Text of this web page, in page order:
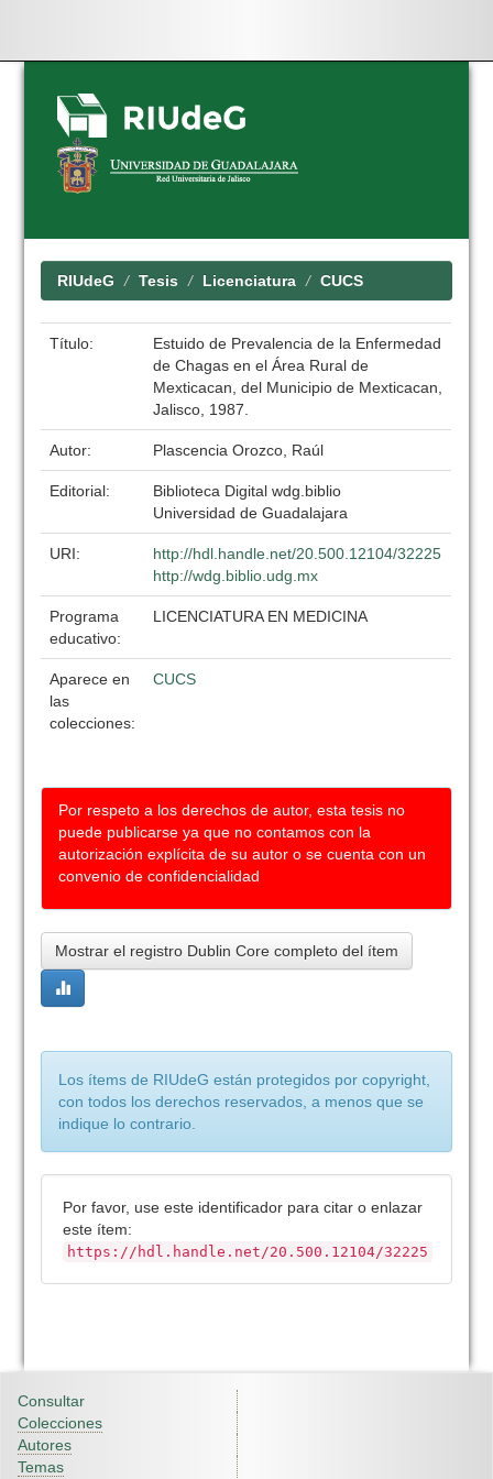
Skip
navigation
RIUdeG Tesis Licenciatura CUCS
Título:
Estuido de Prevalencia de la Enfermedad
de Chagas en el Área Rural de
Mexticacan, del Municipio de Mexticacan,
Jalisco, 1987.
Autor: Plascencia Orozco, Raúl
Editorial:
Biblioteca Digital wdg.biblio
Universidad de Guadalajara
URI:
http://hdl.handle.net/20.500.12104/32225
http://wdg.biblio.udg.mx
Programa
educativo:
LICENCIATURA EN MEDICINA
Aparece en
las
colecciones:
CUCS
Por respeto a los derechos de autor, esta tesis no
puede publicarse ya que no contamos con la
autorización explícita de su autor o se cuenta con un
convenio de confidencialidad
Mostrar el registro Dublin Core completo del ítem
Los ítems de RIUdeG están protegidos por copyright,
con todos los derechos reservados, a menos que se
indique lo contrario.
Por favor, use este identificador para citar o enlazar
este ítem:
https://hdl.handle.net/20.500.12104/32225
Consultar
Colecciones
Autores
Temas